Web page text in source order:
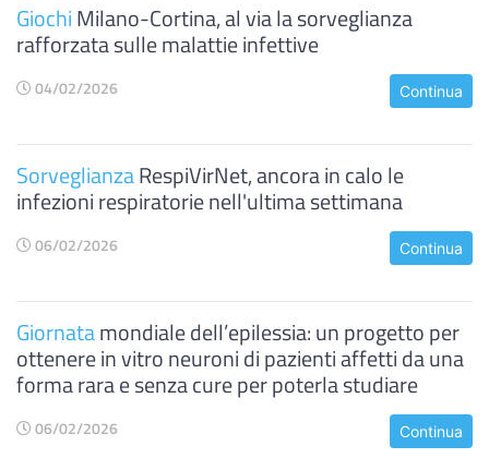
GiochiMilano-Cortina, al via la sorveglianza
rafforzata sulle malattie infettive
04/02/2026 Continua
SorveglianzaRespiVirNet, ancora in calo le
infezioni respiratorie nell'ultima settimana
06/02/2026 Continua
Giornatamondiale dell’epilessia: un progetto per
ottenere in vitro neuroni di pazienti affetti da una
forma rara e senza cure per poterla studiare
06/02/2026 Continua